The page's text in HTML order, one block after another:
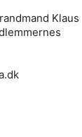
Klaus